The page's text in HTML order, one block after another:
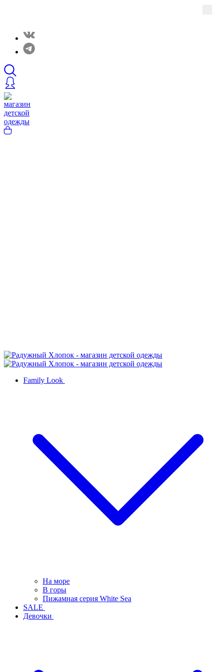
Family Look
На море
В горы
Пижамная серия White Sea
SALE
Девочки